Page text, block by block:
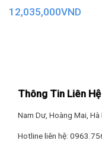
Kiểu dáng tinh tế của
12,035,000VND
Thông Tin Liên Hệ
Nam Dư, Hoàng Mai, Hà
Hotline liên hệ: